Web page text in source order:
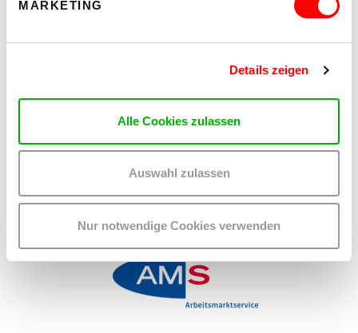
MARKETING
Details zeigen
Alle Cookies zulassen
Auswahl zulassen
Nur notwendige Cookies verwenden
Teilen:
on
on
WUK BILDUNG UND BERATUNG WIRD
GEFÖRDERT VON: